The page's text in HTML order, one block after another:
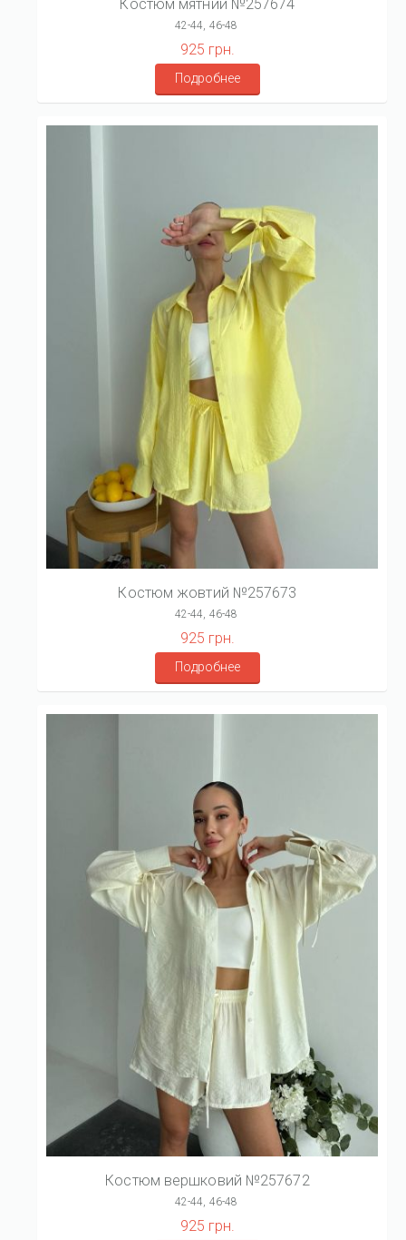
Костюм мятний №257674
42-44, 46-48
925 грн.
Подробнее
Костюм жовтий №257673
42-44, 46-48
925 грн.
Подробнее
Костюм вершковий №257672
42-44, 46-48
925 грн.